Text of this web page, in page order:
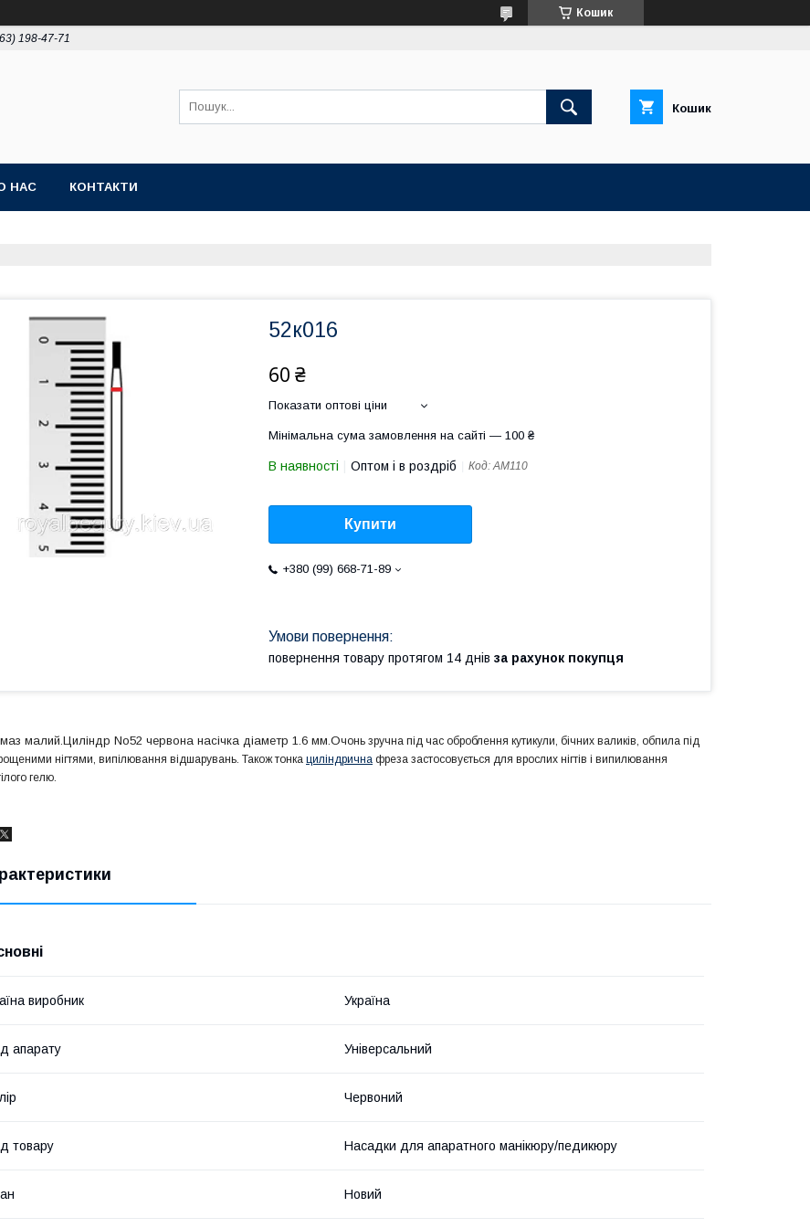
Кошик
198-47-71
Кошик
НАС КОНТАКТИ
52к016
60 ₴
Показати оптові ціни
Мінімальна сума замовлення на сайті — 100 ₴
В наявності Оптом і в роздріб Код:АМ110
Купити
+380 (99) 668-71-89
повернення товару протягом 14 днів за рахунок покупця
малий.Циліндр No52 червона насічка діаметр 1.6 мм.Очонь зручна під час оброблення кутикули, бічних валиків, обпила під
нігтями, випілювання відшарувань. Також тонка циліндрична фреза застосовується для врослих нігтів і випилювання
гелю.
виробник Україна
апарату Універсальний
Червоний
товару Насадки для апаратного манікюру/педикюру
Новий